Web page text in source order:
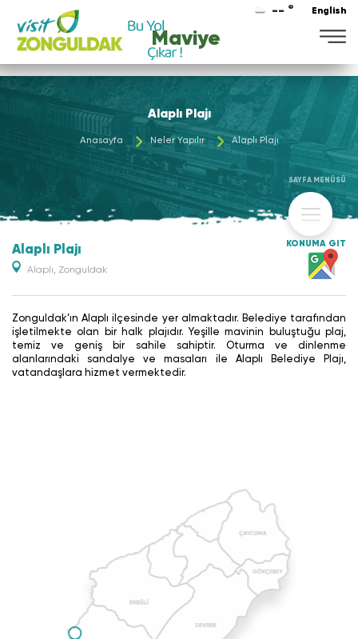
-- ° English
Maviye
Alaplı Plajı
Anasayfa Neler Yapılır Alaplı Plajı
SAYFA MENÜSÜ
Alaplı Plajı
Alaplı, Zonguldak
KONUMA GİT
Zonguldak’ın Alaplı ilçesinde yer almaktadır. Belediye tarafından
işletilmekte olan bir halk plajıdır. Yeşille mavinin buluştuğu plaj,
temiz ve geniş bir sahile sahiptir. Oturma ve dinlenme
alanlarındaki sandalye ve masaları ile Alaplı Belediye Plajı,
vatandaşlara hizmet vermektedir.